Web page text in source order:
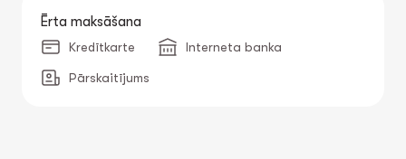
Ērta maksāšana
Kredītkarte Interneta banka
Pārskaitījums